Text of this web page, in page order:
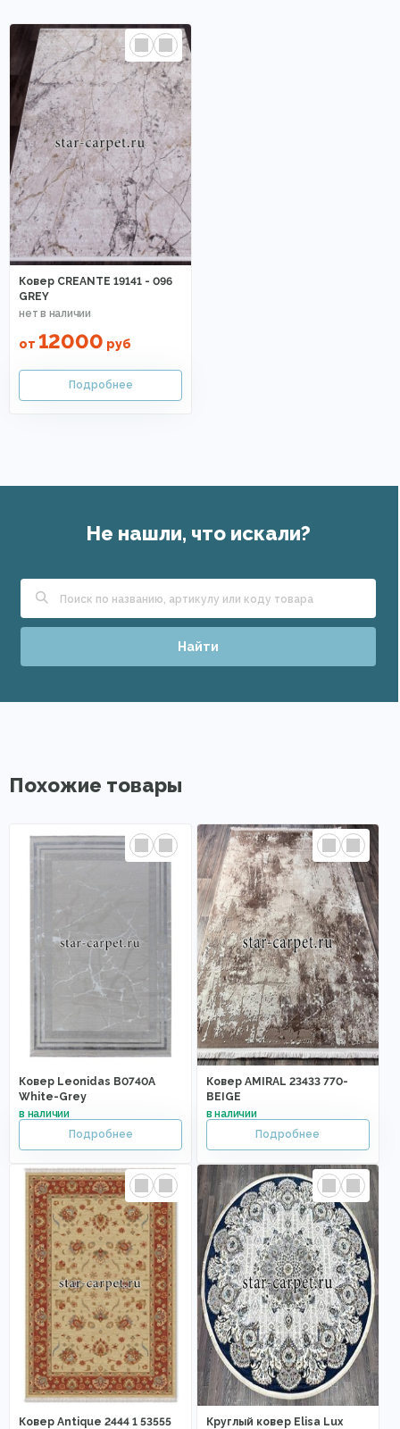
Ковер CREANTE 19141 - 096
GREY
от 12000 руб
Не нашли, что искали?
Найти
Похожие товары
Ковер Leonidas B0740A
White-Grey
Ковер AMIRAL 23433 770-
BEIGE
Ковер Antique 2444 1 53555
Круглый ковер Elisa Lux